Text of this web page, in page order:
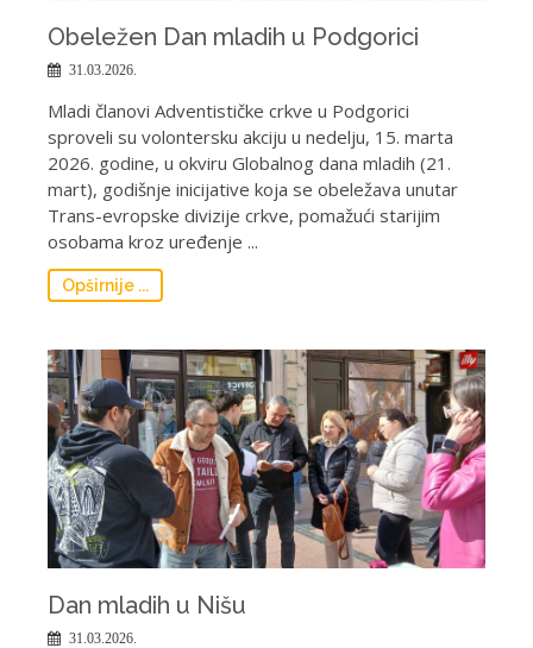
Obeležen Dan mladih u Podgorici
31.03.2026.
Mladi članovi Adventističke crkve u Podgorici
sproveli su volontersku akciju u nedelju, 15. marta
2026. godine, u okviru Globalnog dana mladih (21.
mart), godišnje inicijative koja se obeležava unutar
Trans-evropske divizije crkve, pomažući starijim
osobama kroz uređenje ...
Opširnije ...
Dan mladih u Nišu
31.03.2026.